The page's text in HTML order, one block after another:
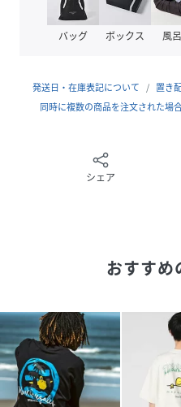
より創り上げられる子供の心
メッセージ性に溢れた色彩豊
必ず展示されるなど活動は非
ァンがいることでも知られて
商品写真はできる限り現品を
が、ご利用のモニターにより
素材
サイズ M、L、XL
品番 PQ0093_MGT
バッグ ボックス 風
発送日・在庫表記について 置き
同時に複数の商品を注文された場
シェア
おすすめ